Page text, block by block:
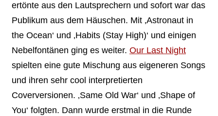
ertönte aus den Lautsprechern und sofort war das
Publikum aus dem Häuschen. Mit ‚Astronaut in
the Ocean‘ und ‚Habits (Stay High)‘ und einigen
Nebelfontänen ging es weiter. Our Last Night
spielten eine gute Mischung aus eigeneren Songs
und ihren sehr cool interpretierten
Coverversionen. ‚Same Old War‘ und ‚Shape of
You‘ folgten. Dann wurde erstmal in die Runde